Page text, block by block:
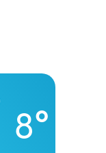
8°